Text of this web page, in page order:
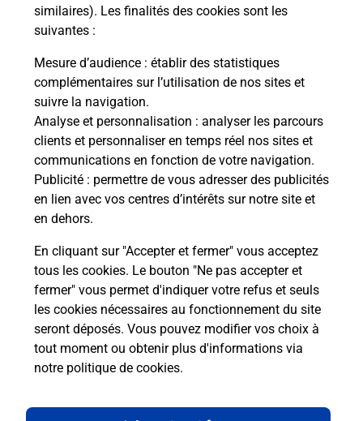
similaires). Les finalités des cookies sont les
suivantes :
Mesure d’audience : établir des statistiques
complémentaires sur l’utilisation de nos sites et
suivre la navigation.
Analyse et personnalisation : analyser les parcours
clients et personnaliser en temps réel nos sites et
communications en fonction de votre navigation.
Publicité : permettre de vous adresser des publicités
en lien avec vos centres d’intérêts sur notre site et
en dehors.
En cliquant sur "Accepter et fermer" vous acceptez
tous les cookies. Le bouton "Ne pas accepter et
fermer" vous permet d'indiquer votre refus et seuls
les cookies nécessaires au fonctionnement du site
seront déposés. Vous pouvez modifier vos choix à
tout moment ou obtenir plus d'informations via
notre politique de cookies.
Comment demander une
modification de livraison ?
Comment La Poste participe-t-elle
à votre sécurité au quotidien ?
Puis-je passer mon code de la route
avec La Poste et sous quelles
conditions ?
Localiser Liste Pyrénées-Orientales